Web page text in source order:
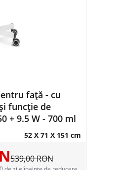
față - cu
funcție de
+ 9.5 W - 700 ml
52 X 71 X 151 cm
539,00 RON